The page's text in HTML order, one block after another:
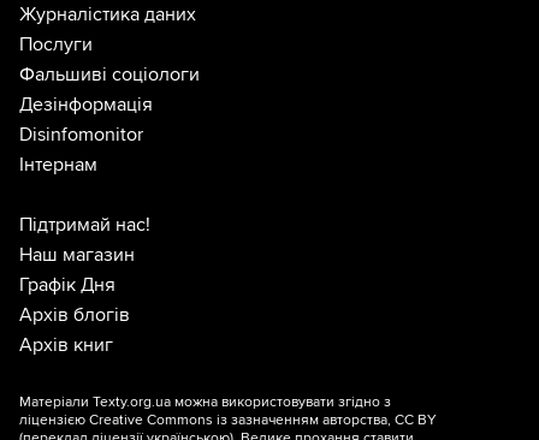
Журналістика даних
Послуги
Фальшиві соціологи
Дезінформація
Disinfomonitor
Інтернам
Підтримай нас!
Наш магазин
Графік Дня
Архів блогів
Архів книг
Матеріали Texty.org.ua можна використовувати згідно з
ліцензією Creative Commons із зазначенням авторства, CC BY